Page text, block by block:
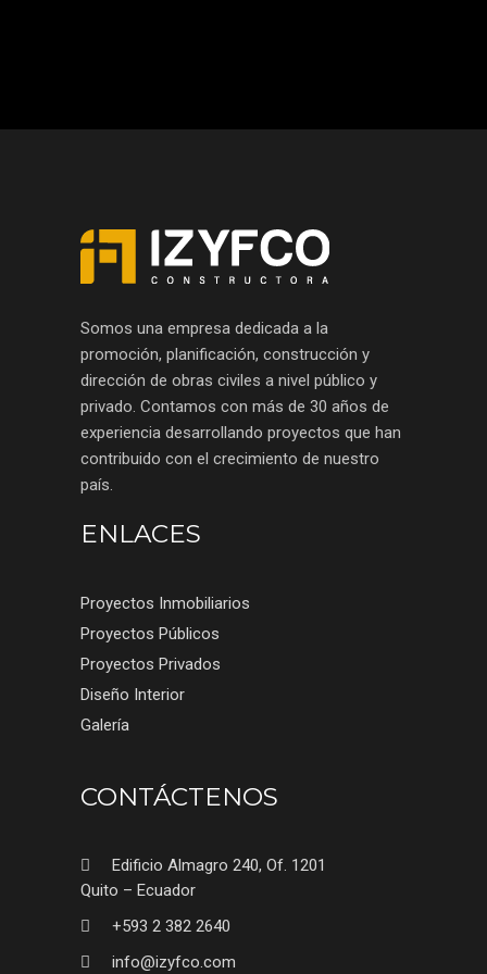
Somos una empresa dedicada a la
promoción, planificación, construcción y
dirección de obras civiles a nivel público y
privado. Contamos con más de 30 años de
experiencia desarrollando proyectos que han
contribuido con el crecimiento de nuestro
país.
ENLACES
Proyectos Inmobiliarios
Proyectos Públicos
Proyectos Privados
Diseño Interior
Galería
CONTÁCTENOS
Edificio Almagro 240, Of. 1201
Quito – Ecuador
+593 2 382 2640
info@izyfco.com